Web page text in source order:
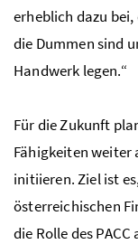
erheblich dazu
die Dummen sind
Handwerk legen.“
Für die Zukunft
Fähigkeiten weiter
initiieren. Ziel ist
österreichischen
die Rolle des